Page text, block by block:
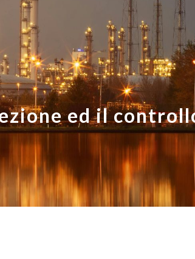
content Skip
ed il